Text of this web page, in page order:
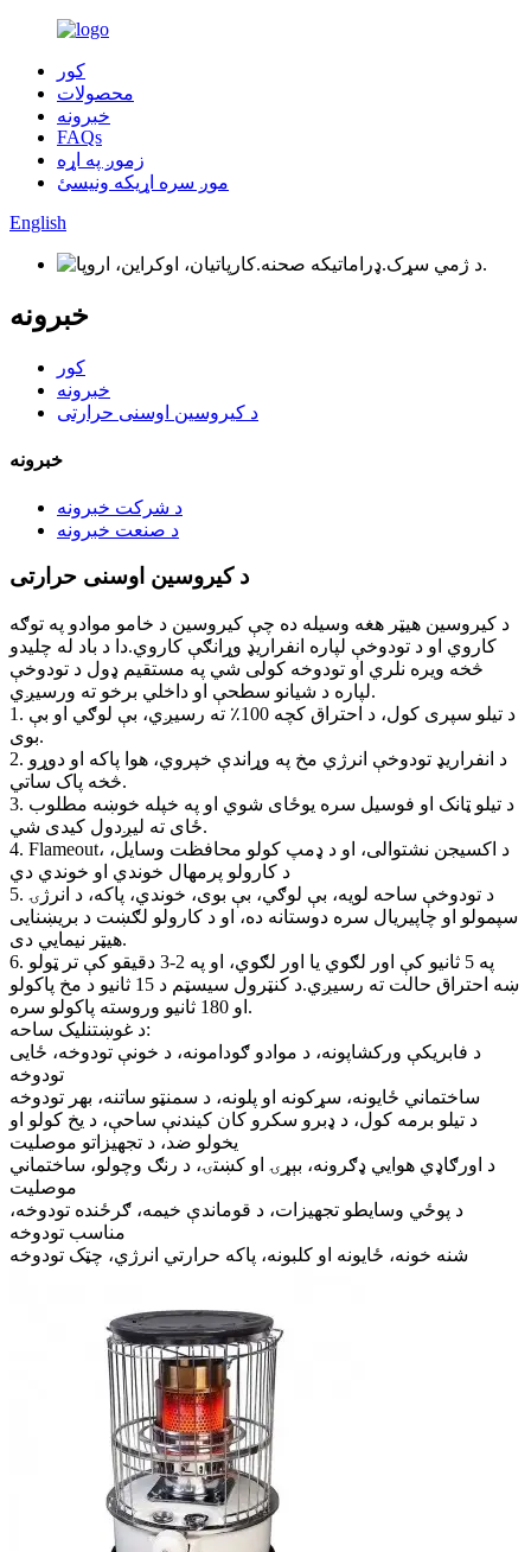
کور
محصولات
خبرونه
FAQs
زموږ په اړه
موږ سره اړیکه ونیسئ
English
خبرونه
کور
خبرونه
د کیروسین اوسنی حرارتی
خبرونه
د شرکت خبرونه
د صنعت خبرونه
د کیروسین اوسنی حرارتی
د کیروسین هیټر هغه وسیله ده چې کیروسین د خامو موادو په توګه
کاروي او د تودوخې لپاره انفراریډ وړانګې کاروي.دا د باد له چلیدو
څخه ویره نلري او تودوخه کولی شي په مستقیم ډول د تودوخې
لپاره د شیانو سطحې او داخلي برخو ته ورسیږي.
1. د تیلو سپری کول، د احتراق کچه 100٪ ته رسیږي، بې لوګي او بې
بوی.
2. د انفراریډ تودوخې انرژي مخ په وړاندې خپروي، هوا پاکه او دوړو
څخه پاک ساتي.
3. د تیلو ټانک او فوسیل سره یوځای شوي او په خپله خوښه مطلوب
ځای ته لیږدول کیدی شي.
4. Flameout، د اکسیجن نشتوالی، او د ډمپ کولو محافظت وسایل،
د کارولو پرمهال خوندي او خوندي دي
5. د تودوخې ساحه لویه، بې لوګي، بې بوی، خوندي، پاکه، د انرژۍ
سپمولو او چاپیریال سره دوستانه ده، او د کارولو لګښت د بریښنایی
هیټر نیمایي دی.
6. په 5 ثانیو کې اور لګوي یا اور لګوي، او په 2-3 دقیقو کې تر ټولو
ښه احتراق حالت ته رسیږي.د کنټرول سیسټم د 15 ثانیو د مخ پاکولو
او 180 ثانیو وروسته پاکولو سره.
د غوښتنلیک ساحه:
د فابریکې ورکشاپونه، د موادو ګودامونه، د خونې تودوخه، ځایی
تودوخه
ساختماني ځایونه، سړکونه او پلونه، د سمنټو ساتنه، بهر تودوخه
د تیلو برمه کول، د ډبرو سکرو کان کیندنې ساحې، د یخ کولو او
یخولو ضد، د تجهیزاتو موصلیت
د اورګاډي هوايي ډګرونه، بېړۍ او کښتۍ، د رنګ وچولو، ساختماني
موصلیت
د پوځي وسایطو تجهیزات، د قوماندې خیمه، ګرځنده تودوخه،
مناسب تودوخه
شنه خونه، ځایونه او کلبونه، پاکه حرارتي انرژي، چټک تودوخه